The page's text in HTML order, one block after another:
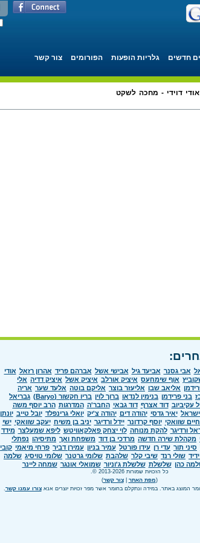
חדשים גלריות הופעות הפורומים צור קשר
דוידי - מחכה לשקט
אבי גסנר אביעד גיל אבישי אשל אברהם פריד אהרון רזאל אודי
אוף שימחעס איציק אורלב איציק אשל איציק דדיה אלי
אליאב שבו אליעזר בוצר אליקם בוטה אלעד שער אריה
בני פרידמן בנימין לנדאו ברוך לוין בריו חקשור (Baryo)
גבריאל
עקיביוב דוד אצרף דוד גבאי החבר'ה המדרגות הרב יוסף משה
ישראל יאיר גדסי יהודה דים יהודה צ'יק יואלי גרינפלד יובל טייב יונתן
שוואקי יוסף קרדונר יידל ורדיגר יניב בן משיח יעקב שוואקי ישי
ורדיגר להקת מנוחה לוי יצחק פאלקאוויטש ליפא שמעלצר מידד
מקהלת שירה חדשה מרדכי בן דוד משפחת ואך מתיסיהו נפתלי
סיני תור עדי רן עידו פורטל עמיר בניון עמירן דביר פרחי מיאמי קובי
שולי רנד שיבי קלר שלהבת שלומי גרטנר שלומי טויסיג שלמה
כהן שלשלת שלשלת ג'וניור שמואלי אונגר שמחה ליינר
כל הזכויות שמורות 2013-2026 ©.
(מפת האתר |צור קשר)
המוצג באתר. במידה ונתקלם בחומר אשר מפר זכויות יוצרים אנאצורו עמנו קשר.